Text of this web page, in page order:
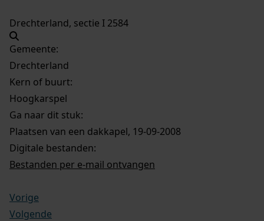
Drechterland, sectie I 2584
Gemeente:
Drechterland
Kern of buurt:
Hoogkarspel
Ga naar dit stuk:
Plaatsen van een dakkapel, 19-09-2008
Digitale bestanden:
Bestanden per e-mail ontvangen
Vorige
Volgende